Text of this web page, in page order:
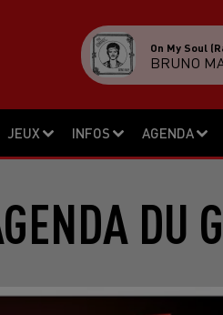
JEUX INFOS AGENDA
On My Soul
BRUNO
DU